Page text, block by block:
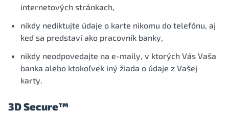
internetových stránkach,
nikdy nediktujte údaje o karte nikomu do telefónu, aj
keď sa predstaví ako pracovník banky,
nikdy neodpovedajte na e-maily, v ktorých Vás Vaša
banka alebo ktokoľvek iný žiada o údaje z Vašej
karty.
3D Secure™